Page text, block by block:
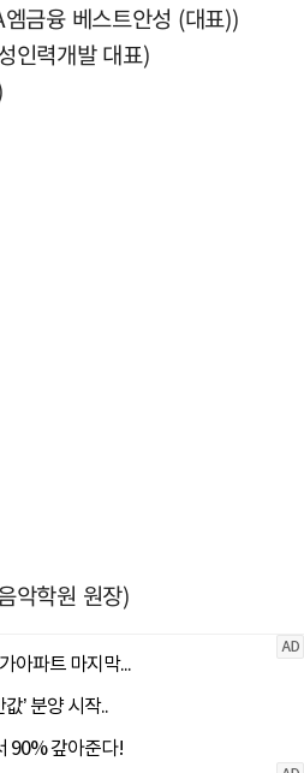
금융 베스트안성 (대표))
력개발 대표)
악학원 원장)